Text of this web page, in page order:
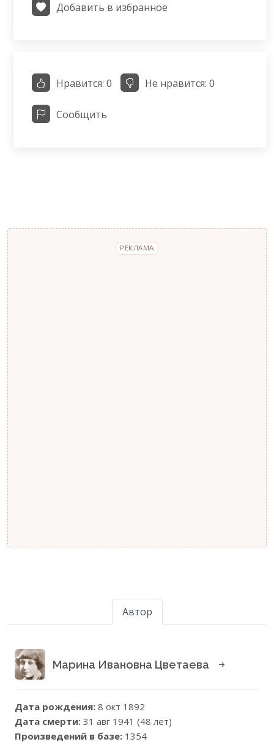
Добавить в избранное
Нравится: 0 Не нравится: 0
Сообщить
РЕКЛАМА
Автор
Марина Ивановна Цветаева
Дата рождения: 8 окт 1892
Дата смерти: 31 авг 1941 (48 лет)
Произведений в базе: 1354